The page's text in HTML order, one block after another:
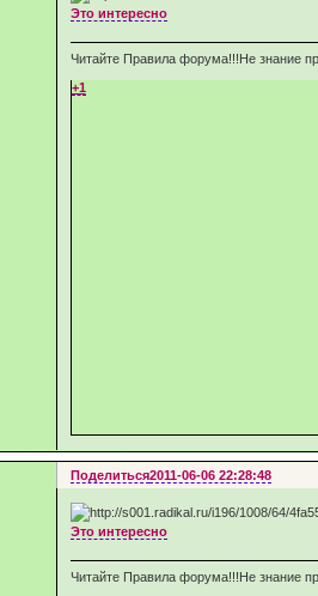
Это интересно
Читайте Правила форума!!!Не знание
+1
Поделиться2011-06-06 22:28:48
Это интересно
Читайте Правила форума!!!Не знание